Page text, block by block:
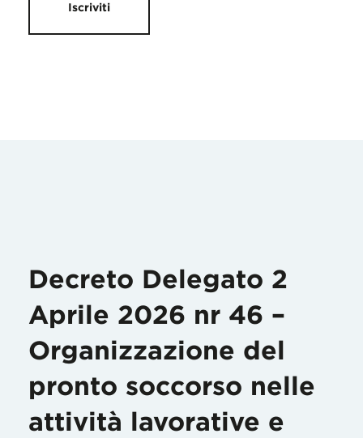
Iscriviti
Decreto Delegato 2
Aprile 2026 nr 46 –
Organizzazione del
pronto soccorso nelle
attività lavorative e